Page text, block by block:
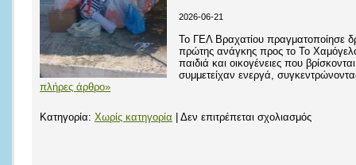
Ελληνικής
Μαθηματικής
Εταιρείας
2026-06-21
Το ΓΕΛ Βραχατίου πραγματοποίησε
πρώτης ανάγκης προς το Το
παιδιά και οικογένειες που
συμμετείχαν ενεργά,
πλήρες άρθρο»
Κατηγορία: Χωρίς κατηγορία Δεν επιτρέπεται σχολιασμόςστο